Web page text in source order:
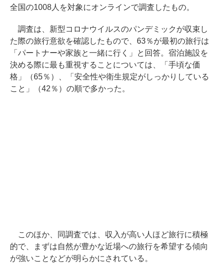
全国の1008人を対象にオンラインで調査したもの。
調査は、新型コロナウイルスのパンデミックが収束し
た際の旅行意欲を確認したもので、63％が最初の旅行は
「パートナーや家族と一緒に行く」と回答。宿泊施設を
決める際に最も重視することについては、「手頃な価
格」（65％）、「安全性や衛生規定がしっかりしている
こと」（42％）の順で多かった。
このほか、同調査では、収入が高い人ほど旅行に積極
的で、まずは自然が豊かな近場への旅行を希望する傾向
が強いことなどが明らかにされている。